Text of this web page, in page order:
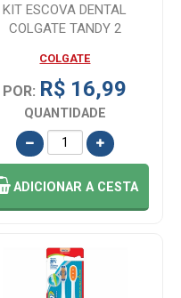
KIT ESCOVA DENTAL
COLGATE TANDY 2
COLGATE
POR: R$ 16,99
QUANTIDADE
ADICIONARA CESTA